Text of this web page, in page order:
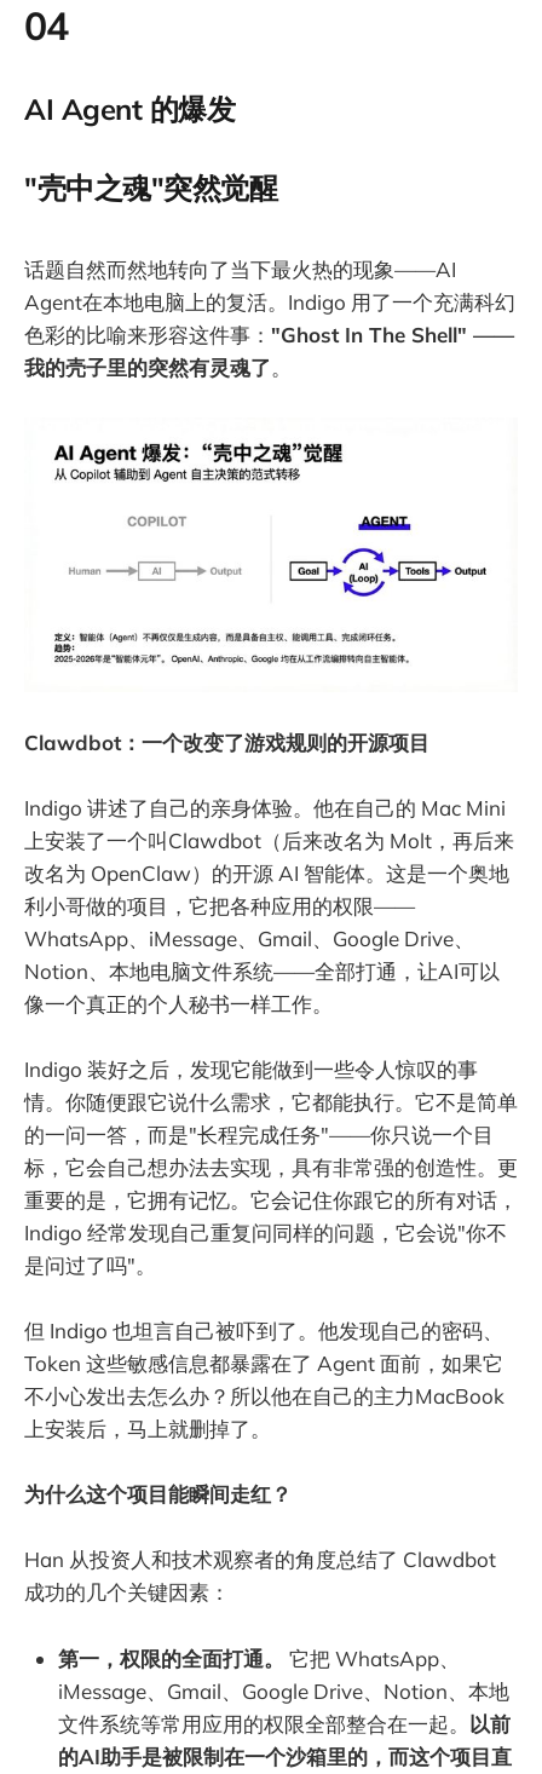
04
AI Agent 的爆发
"壳中之魂"突然觉醒
话题自然而然地转向了当下最火热的现象——AI
Agent在本地电脑上的复活。Indigo 用了一个充满科幻
色彩的比喻来形容这件事： "Ghost In The Shell" ——
我的壳子里的突然有灵魂了。
Clawdbot：一个改变了游戏规则的开源项目
Indigo 讲述了自己的亲身体验。他在自己的 Mac Mini
上安装了一个叫Clawdbot（后来改名为 Molt，再后来
改名为 OpenClaw）的开源 AI 智能体。这是一个奥地
利小哥做的项目，它把各种应用的权限——
WhatsApp、iMessage、Gmail、Google Drive、
Notion、本地电脑文件系统——全部打通，让AI可以
像一个真正的个人秘书一样工作。
Indigo 装好之后，发现它能做到一些令人惊叹的事
情。你随便跟它说什么需求，它都能执行。它不是简单
的一问一答，而是"长程完成任务"——你只说一个目
标，它会自己想办法去实现，具有非常强的创造性。更
重要的是，它拥有记忆。它会记住你跟它的所有对话，
Indigo 经常发现自己重复问同样的问题，它会说"你不
是问过了吗"。
但 Indigo 也坦言自己被吓到了。他发现自己的密码、
Token 这些敏感信息都暴露在了 Agent 面前，如果它
不小心发出去怎么办？所以他在自己的主力MacBook
上安装后，马上就删掉了。
为什么这个项目能瞬间走红？
Han 从投资人和技术观察者的角度总结了 Clawdbot
成功的几个关键因素：
第一，权限的全面打通。
它把 WhatsApp、
iMessage、Gmail、Google Drive、Notion、本地
文件系统等常用应用的权限全部整合在一起。 以前
的AI助手是被限制在一个沙箱里的，而这个项目直